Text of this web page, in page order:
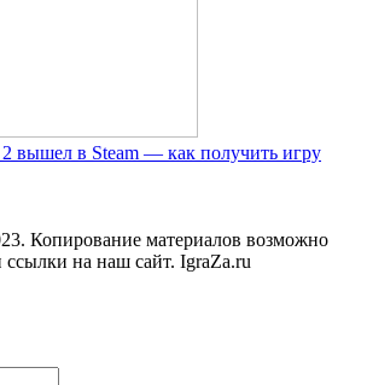
2 вышел в Steam — как получить игру
Копирование материалов возможно
на наш сайт. IgraZa.ru